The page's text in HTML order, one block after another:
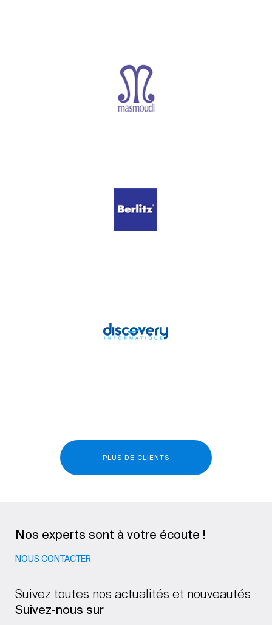
PLUS DE CLIENTS
Nos experts sont à votre écoute !
NOUS CONTACTER
Suivez toutes nos actualités et nouveautés
Suivez-nous sur